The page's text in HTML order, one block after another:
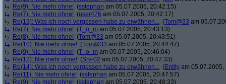
Re(9): Nie mehr ohne! (sstephan am 05.07.2005, 20:42:15)
Re(7): Nie mehr ohne! (user476 am 05.07.2005, 20:42:17)
Re(13): Was ich noch vergessen habe zu erwähnen... (Tom@33 am
Re(7): Nie mehr ohne! (T_o_m am 05.07.2005, 20:43:13)
Re(8): Nie mehr ohne! (Tom@33 am 05.07.2005, 20:43:51)
Re(10): Nie mehr ohne! (Tom@33 am 05.07.2005, 20:44:47)
Re(9): Nie mehr ohne! (T_o_m am 05.07.2005, 20:46:04)
Re(12): Nie mehr ohne! (Srv-02 am 05.07.2005, 20:47:33)
Re(14): Was ich noch vergessen habe zu erwähnen... (Entity am 05.07.2005,
Re(11): Nie mehr ohne! (sstephan am 05.07.2005, 20:47:57)
Re(9): Nie mehr ohne! (sstephan am 05.07.2005, 20:48:33)